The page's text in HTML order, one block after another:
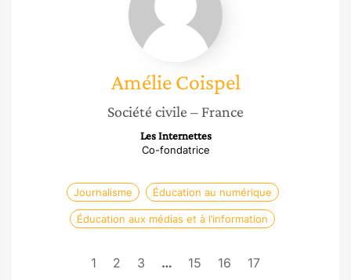
Amélie Coispel
Société civile – France
Les Internettes
Co-fondatrice
Journalisme Éducation au numérique
Éducation aux médias et à l’information
1 2 3 … 15 16 17